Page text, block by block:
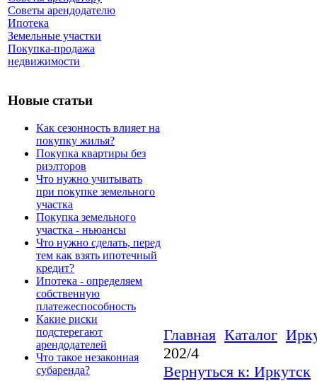
Советы арендодателю
Ипотека
Земельные участки
Покупка-продажа
недвижимости
Новые статьи
Как сезонность влияет на
покупку жилья?
Покупка квартиры без
риэлторов
Что нужно учитывать
при покупке земельного
участка
Покупка земельного
участка - ньюансы
Что нужно сделать, перед
тем как взять ипотечный
кредит?
Ипотека - определяем
собственную
платежеспособность
Какие риски
подстерегают
арендодателей
Что такое незаконная
субаренда?
Главная Каталог
202/4
Вернуться к: Иркутск